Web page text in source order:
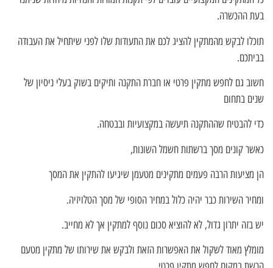
בעת ההכשרה.
תוכלו לבקש מהמתקין להציג לכם את התעודות שלו לפני שיתחיל את העבודה
בביתכם.
חשוב גם לחפש מתקין פרטי או חברת התקנה ותיקים בשוק בעלי ניסיון של
שנים בתחום
כדי להבטיח שההתקנה תיעשה במקצועיות ובבטחה.
כאשר קונים מסך ברשתות חשמל השונות,
הן מציעות הרבה פעמים מתקינים מטעמן שיגיעו להתקין את המסך
ומחיר השירות כבר יהיה כלול במחיר הסופי של מסך הטלויזיה.
יש בזה יתרון גדול, לא להוציא סכום נוסף למתקין אך לא מחייב.
מומלץ מאוד לשקול את האפשרות הזאת ולבקש את שירותו של מתקין מטעם